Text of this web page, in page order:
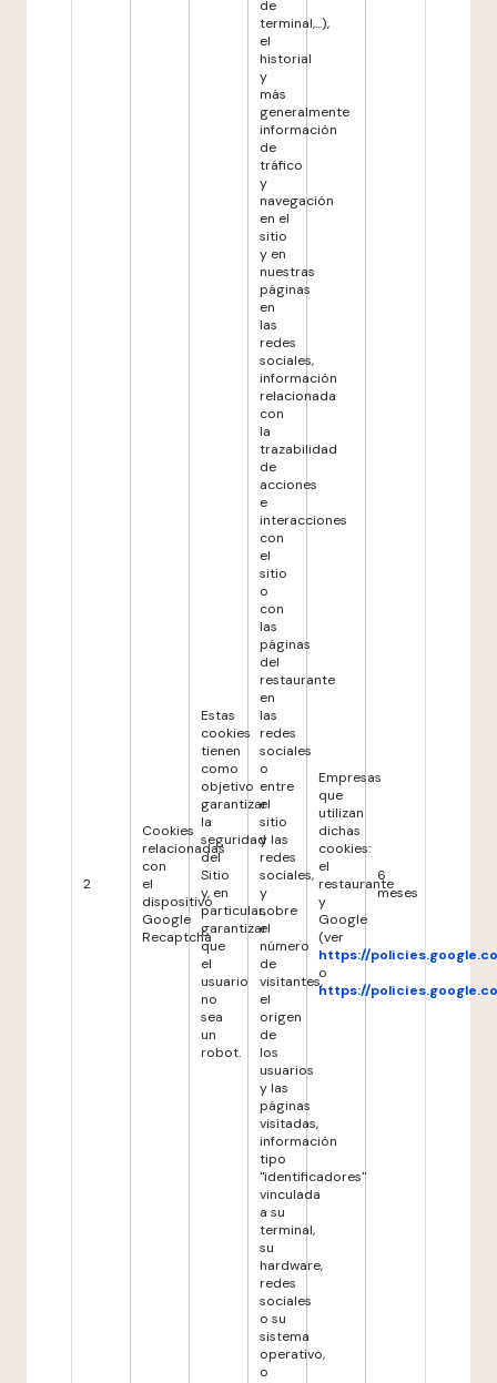
2
Cookies
relacionadas
con
el
dispositivo
Google
Recaptcha
Estas
cookies
tienen
como
objetivo
garantizar
la
seguridad
del
Sitio
y, en
particular,
garantizar
que
el
usuario
no
sea
un
robot.
de
terminal,...),
el
historial
y
más
generalmente
información
de
tráfico
y
navegación
en el
sitio
y en
nuestras
páginas
en
las
redes
sociales,
información
relacionada
con
la
trazabilidad
de
acciones
e
interacciones
con
el
sitio
o
con
las
páginas
del
restaurante
en
las
redes
sociales
o
entre
el
sitio
y las
redes
sociales,
y
sobre
el
número
de
visitantes,
el
origen
de
los
usuarios
y las
páginas
visitadas,
información
tipo
"identificadores"
vinculada
a su
terminal,
su
hardware,
redes
sociales
o su
sistema
operativo,
o
Empresas
que
utilizan
dichas
cookies:
el
restaurante
y
Google
(ver
https://
o
https://
6
meses